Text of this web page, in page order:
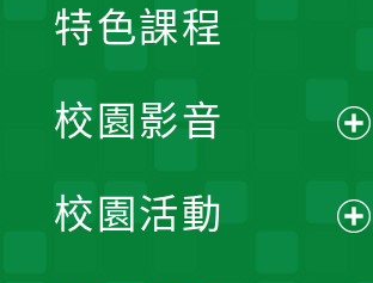
特色課程
校園影音
開
校園活動